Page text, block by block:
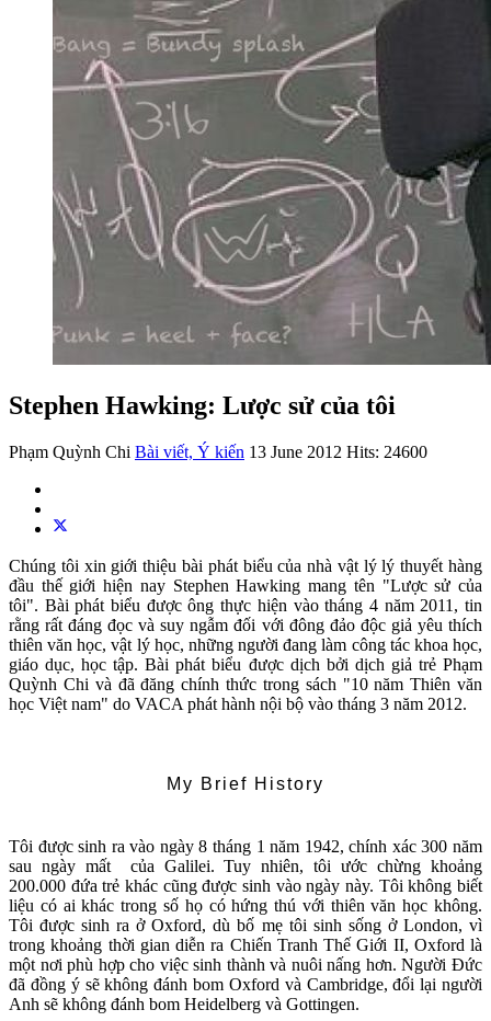
Stephen Hawking: Lược sử của tôi
Phạm Quỳnh Chi Bài viết, Ý kiến 13 June 2012 Hits: 24600
Chúng tôi xin giới thiệu bài phát biểu của nhà vật lý lý thuyết hàng
đầu thế giới hiện nay Stephen Hawking mang tên "Lược sử của
tôi". Bài phát biểu được ông thực hiện vào tháng 4 năm 2011, tin
rằng rất đáng đọc và suy ngẫm đối với đông đảo độc giả yêu thích
thiên văn học, vật lý học, những người đang làm công tác khoa học,
giáo dục, học tập. Bài phát biểu được dịch bởi dịch giả trẻ Phạm
Quỳnh Chi và đã đăng chính thức trong sách "10 năm Thiên văn
học Việt nam" do VACA phát hành nội bộ vào tháng 3 năm 2012.
My Brief History
Tôi được sinh ra vào ngày 8 tháng 1 năm 1942, chính xác 300 năm
sau ngày mất của Galilei. Tuy nhiên, tôi ước chừng khoảng
200.000 đứa trẻ khác cũng được sinh vào ngày này. Tôi không biết
liệu có ai khác trong số họ có hứng thú với thiên văn học không.
Tôi được sinh ra ở Oxford, dù bố mẹ tôi sinh sống ở London, vì
trong khoảng thời gian diễn ra Chiến Tranh Thế Giới II, Oxford là
một nơi phù hợp cho việc sinh thành và nuôi nấng hơn. Người Đức
đã đồng ý sẽ không đánh bom Oxford và Cambridge, đổi lại người
Anh sẽ không đánh bom Heidelberg và Gottingen.